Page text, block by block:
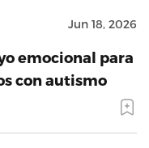
Jun 18, 2026
emocional para
con autismo